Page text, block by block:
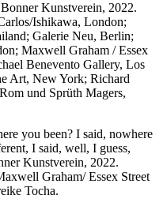
Kunstverein, 2022.
Ishikawa, London;
Galerie Neu, Berlin;
Maxwell Graham / Essex
Benevento Gallery, Los
Art, New York; Richard
und Sprüth Magers,